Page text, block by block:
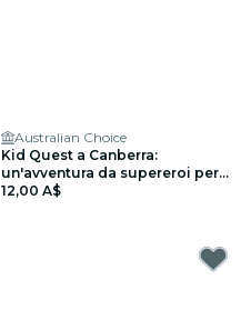
Australian Choice
Kid Quest a Canberra:
un'avventura da supereroi per
bambini (4–8 anni)
12,00 A$